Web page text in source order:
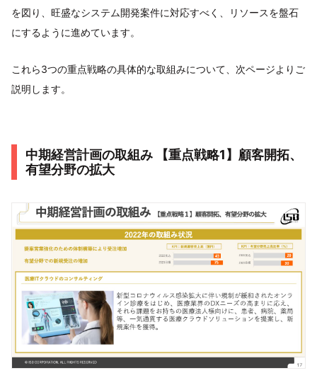
を図り、旺盛なシステム開発案件に対応すべく、リソースを盤石
にするように進めています。
これら3つの重点戦略の具体的な取組みについて、次ページよりご
説明します。
中期経営計画の取組み 【重点戦略1】顧客開拓、
有望分野の拡大